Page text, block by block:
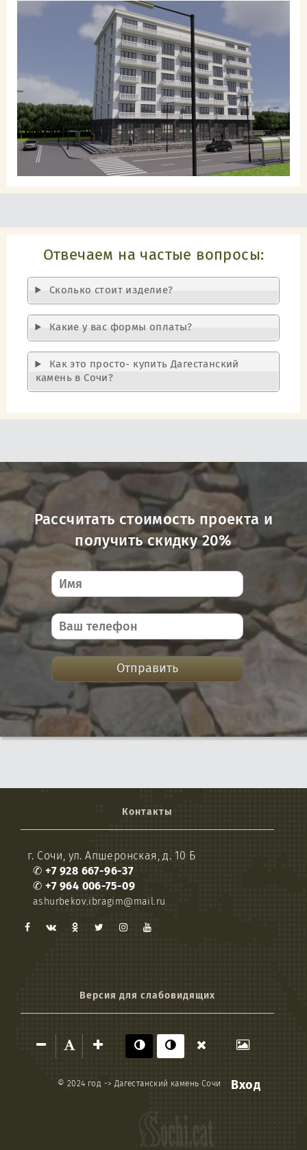
Отвечаем на частые вопросы:
Cколько стоит изделие?
Какие у вас формы оплаты?
Как это просто- купить Дагестанский
камень в Сочи?
Рассчитать стоимость проекта и
получить скидку 20%
Отправить
Контакты
г. Сочи, ул. Апшеронская, д. 10 Б
✆ +7 928 667-96-37
✆ +7 964 006-75-09
ashurbekov.ibragim@mail.ru
Версия для слабовидящих
Вход
© 2024 год -> Дагестанский камень Сочи